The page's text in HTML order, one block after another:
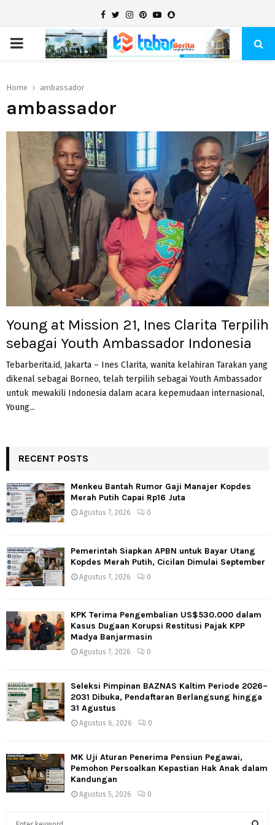
Facebook
TwitterInstagram
Pinterest
YoutubeSnapchat
PRIMARY
Home ambassador
ambassador
Young at Mission 21, Ines Clarita Terpilih
sebagai Youth Ambassador Indonesia
Tebarberita.id, Jakarta – Ines Clarita, wanita kelahiran Tarakan yang
dikenal sebagai Borneo, telah terpilih sebagai Youth Ambassador
untuk mewakili Indonesia dalam acara kepemudaan internasional,
Young...
RECENT POSTS
Menkeu Bantah Rumor Gaji Manajer Kopdes
Merah Putih Capai Rp16 Juta
Agustus 7, 2026 0
Pemerintah Siapkan APBN untuk Bayar Utang
Kopdes Merah Putih, Cicilan Dimulai September
Agustus 7, 2026 0
KPK Terima Pengembalian US$530.000 dalam
Kasus Dugaan Korupsi Restitusi Pajak KPP
Madya Banjarmasin
Agustus 7, 2026 0
Seleksi Pimpinan BAZNAS Kaltim Periode 2026–
2031 Dibuka, Pendaftaran Berlangsung hingga
31 Agustus
Agustus 6, 2026 0
MK Uji Aturan Penerima Pensiun Pegawai,
Pemohon Persoalkan Kepastian Hak Anak dalam
Kandungan
Agustus 5, 2026 0